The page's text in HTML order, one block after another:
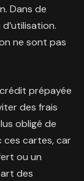
Dans de
ne sont pas
prépayée
des frais
obligé de
ces cartes, car
ou un
des